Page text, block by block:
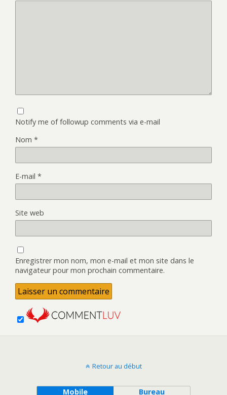
Notify me of followup comments via e-mail
Nom *
E-mail *
Site web
Enregistrer mon nom, mon e-mail et mon site dans le
navigateur pour mon prochain commentaire.
Retour au début
Mobile Bureau